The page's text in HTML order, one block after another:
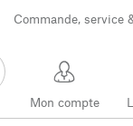
Commande, service
Mon compte